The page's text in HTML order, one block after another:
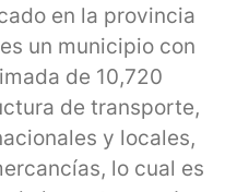
en la provincia
un municipio con
de 10,720
de transporte,
y locales,
lo cual es